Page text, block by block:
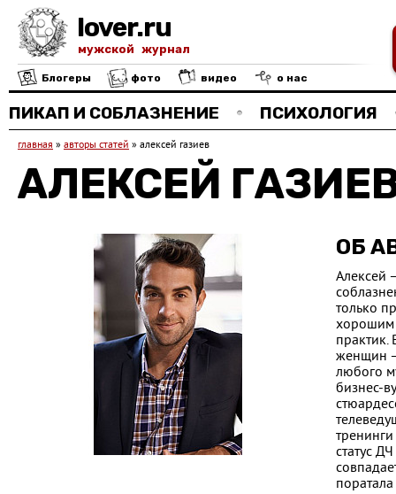
lover.ru
мужской журнал
Блогеры фото видео о нас
ПИКАП И СОБЛАЗНЕНИЕ ПСИХОЛОГИЯ
главная » авторы статей » алексей газиев
АЛЕКСЕЙ
ОБ
Алексей
только
хорошим
практик.
женщин
любого
бизнес-
статус
поратала